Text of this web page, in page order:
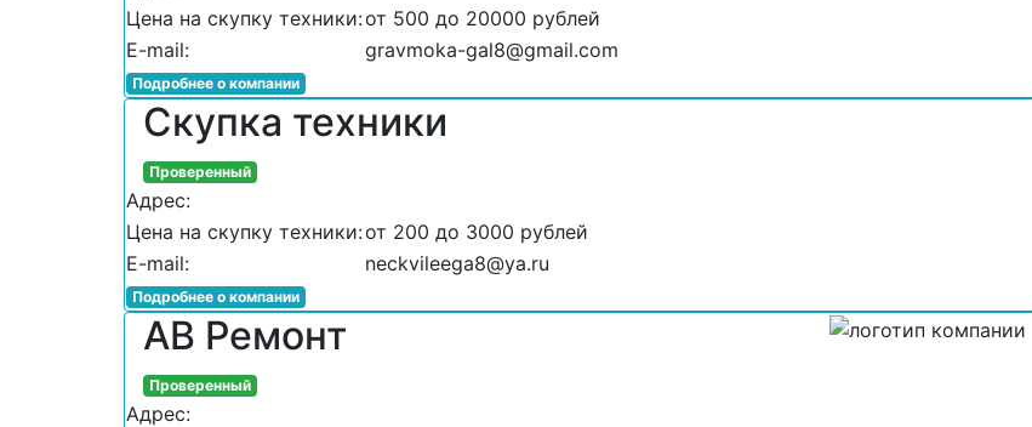
Цена на скупку техники:от 500 до 20000 рублей
E-mail:
gravmoka-gal8@gmail.com
Подробнее о компании
Скупка техники
Проверенный
Адрес:
Цена на скупку техники:от 200 до 3000 рублей
E-mail:
neckvileega8@ya.ru
Подробнее о компании
АВ Ремонт
Проверенный
Адрес: